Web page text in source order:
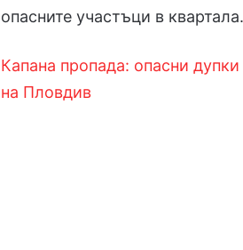
опасните участъци в квартала.
Капана пропада: опасни
на Пловдив